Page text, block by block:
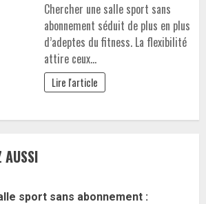
Chercher une salle sport sans
abonnement séduit de plus en plus
d’adeptes du fitness. La flexibilité
attire ceux…
Lire l'article
AUSSI
sport sans abonnement :